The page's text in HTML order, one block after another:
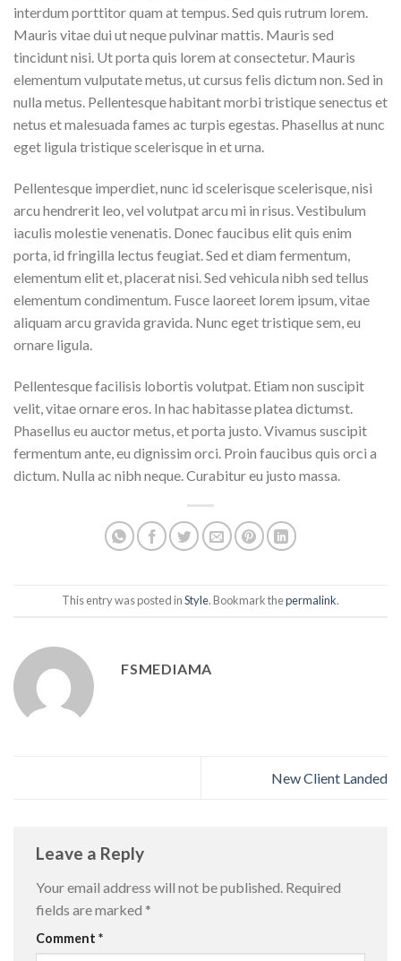
interdum porttitor quam at tempus. Sed quis rutrum lorem.
Mauris vitae dui ut neque pulvinar mattis. Mauris sed
tincidunt nisi. Ut porta quis lorem at consectetur. Mauris
elementum vulputate metus, ut cursus felis dictum non. Sed in
nulla metus. Pellentesque habitant morbi tristique senectus et
netus et malesuada fames ac turpis egestas. Phasellus at nunc
eget ligula tristique scelerisque in et urna.
Pellentesque imperdiet, nunc id scelerisque scelerisque, nisi
arcu hendrerit leo, vel volutpat arcu mi in risus. Vestibulum
iaculis molestie venenatis. Donec faucibus elit quis enim
porta, id fringilla lectus feugiat. Sed et diam fermentum,
elementum elit et, placerat nisi. Sed vehicula nibh sed tellus
elementum condimentum. Fusce laoreet lorem ipsum, vitae
aliquam arcu gravida gravida. Nunc eget tristique sem, eu
ornare ligula.
Pellentesque facilisis lobortis volutpat. Etiam non suscipit
velit, vitae ornare eros. In hac habitasse platea dictumst.
Phasellus eu auctor metus, et porta justo. Vivamus suscipit
fermentum ante, eu dignissim orci. Proin faucibus quis orci a
dictum. Nulla ac nibh neque. Curabitur eu justo massa.
This entry was posted inStyle. Bookmark thepermalink.
FSMEDIAMA
New Client Landed
Leave a Reply
Your email address will not be published. Required
fields are marked *
Comment *